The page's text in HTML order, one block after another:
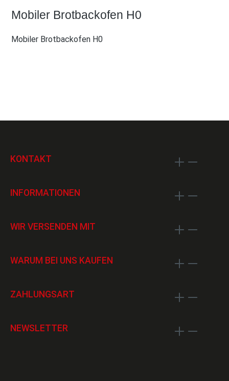
Mobiler Brotbackofen H0
Mobiler Brotbackofen H0
KONTAKT
INFORMATIONEN
WIR VERSENDEN MIT
WARUM BEI UNS KAUFEN
ZAHLUNGSART
NEWSLETTER